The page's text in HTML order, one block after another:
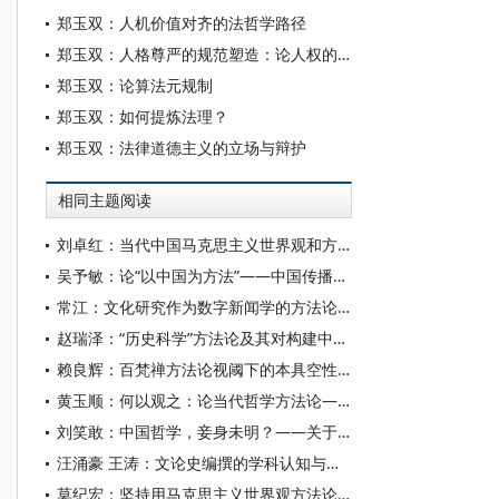
郑玉双：人机价值对齐的法哲学路径
郑玉双：人格尊严的规范塑造：论人权的法理证成
郑玉双：论算法元规制
郑玉双：如何提炼法理？
郑玉双：法律道德主义的立场与辩护
相同主题阅读
刘卓红：当代中国马克思主义世界观和方法论的三维创新
吴予敏：论“以中国为方法”——中国传播研究的方法论探索
常江：文化研究作为数字新闻学的方法论思考
赵瑞泽：“历史科学”方法论及其对构建中国自主知识体系的启示
赖良辉：百梵禅方法论视阈下的本具空性人生哲学
黄玉顺：何以观之：论当代哲学方法论——从杨国荣新著《以人观之》谈起
刘笑敢：中国哲学，妾身未明？——关于“反向格义”之讨论的回应
汪涌豪 王涛：文论史编撰的学科认知与方法论省思
莫纪宏：坚持用马克思主义世界观方法论构建中国法学自主知识体系